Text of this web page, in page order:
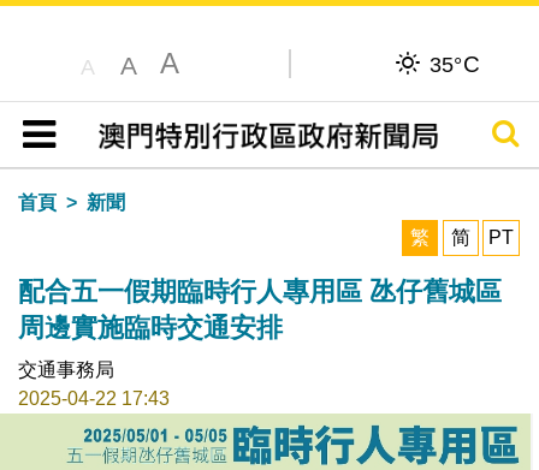
A A A 35°C
目錄
搜尋
首頁
新聞
繁
简 PT
配合五一假期臨時行人專用區 氹仔舊城區
周邊實施臨時交通安排
交通事務局
2025-04-22 17:43